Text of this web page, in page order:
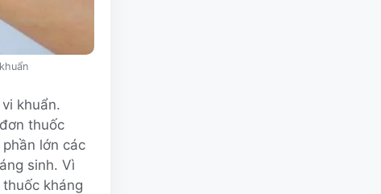
khuẩn.
thuốc
lớn các
sinh. Vì
kháng